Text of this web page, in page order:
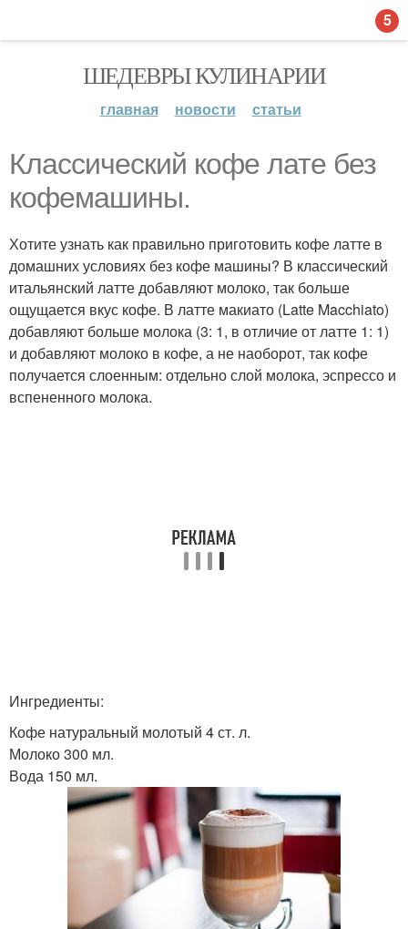
ШЕДЕВРЫ КУЛИНАРИИ
главная новости статьи
Классический кофе лате без
кофемашины.
Хотите узнать как правильно приготовить кофе латте в
домашних условиях без кофе машины? В классический
итальянский латте добавляют молоко, так больше
ощущается вкус кофе. В латте макиато (Latte Macchiato)
добавляют больше молока (3: 1, в отличие от латте 1: 1)
и добавляют молоко в кофе, а не наоборот, так кофе
получается слоенным: отдельно слой молока, эспрессо и
вспененного молока.
Ингредиенты:
Кофе натуральный молотый 4 ст. л.
Молоко 300 мл.
Вода 150 мл.
5